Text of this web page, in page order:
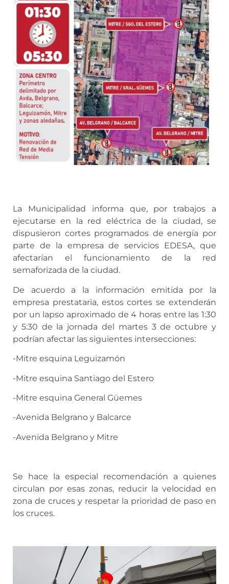
La Municipalidad informa que, por trabajos a
ejecutarse en la red eléctrica de la ciudad, se
dispusieron cortes programados de energía por
parte de la empresa de servicios EDESA, que
afectarían el funcionamiento de la red
semaforizada de la ciudad.
De acuerdo a la información emitida por la
empresa prestataria, estos cortes se extenderán
por un lapso aproximado de 4 horas entre las 1:30
y 5:30 de la jornada del martes 3 de octubre y
podrían afectar las siguientes intersecciones:
-Mitre esquina Leguizamón
-Mitre esquina Santiago del Estero
-Mitre esquina General Güemes
-Avenida Belgrano y Balcarce
-Avenida Belgrano y Mitre
Se hace la especial recomendación a quienes
circulan por esas zonas, reducir la velocidad en
zona de cruces y respetar la prioridad de paso en
los cruces.